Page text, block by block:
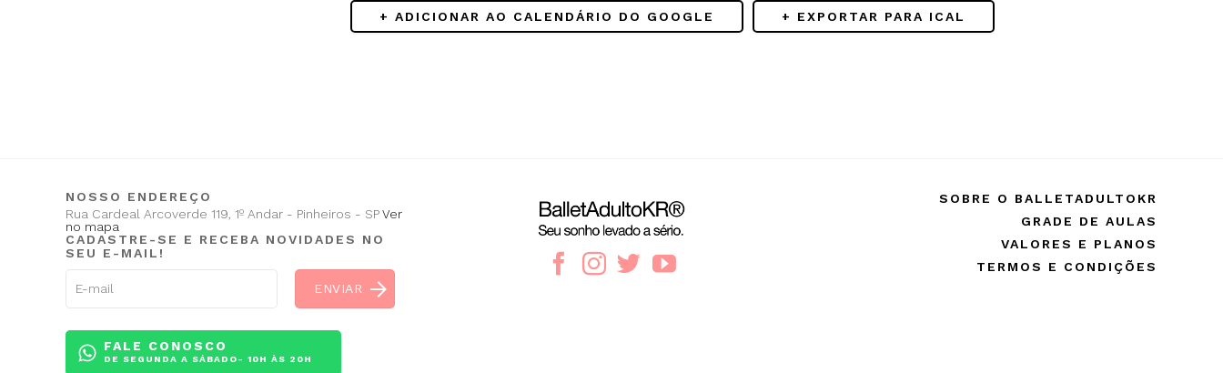
+ ADICIONAR AO CALENDÁRIO DO GOOGLE + EXPORTAR PARA ICAL
NOSSO ENDEREÇO
Rua Cardeal Arcoverde 119, 1º Andar - Pinheiros - SPVer
no mapa
CADASTRE-SE E RECEBA NOVIDADES NO
SEU E-MAIL!
FALE CONOSCO
DE SEGUNDA A SÁBADO- 10H ÀS 20H
SOBRE O BALLETADULTOKR
GRADE DE AULAS
VALORES E PLANOS
TERMOS E CONDIÇÕES